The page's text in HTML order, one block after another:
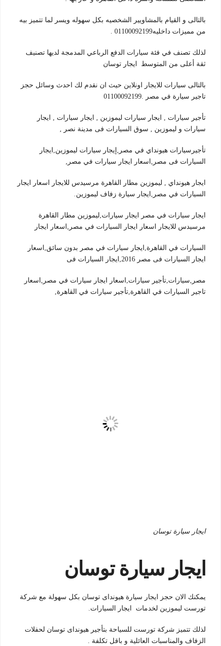
بالتالى و القيام بالمشاويير الشخصيه بكل سهوله ويسر لما تتميز بيه
من مميزات داخليه01100092199 .
لذلك تصنف في فئة سيارات الدفع الرباعي المدمجة لديها تصنيف
ثقة أعلى من المتوسط ايجار توسان
بالتالى سيارات للايجار اونلاين حيث ان نقدم لك احدث وسائل حجز
تاجير سيارة في مصر .01100092199
تأجير سيارات , ايجار سيارات ليموزين , ايجار سيارات , ايجار
سيارات و ليموزين , سوق السيارات فى مدينة نصر ,
تأجيرسيارات هيونداي في مصر,إيجار سيارات ليموزين,ايجار
السيارات فى مصر,اسعار ايجار سيارات في مصر,
ايجار هيونداي , ليموزين مطار القاهرة مرسيدس للايجار اسعار ايجار
السيارات في مصر,ايجار سيارة زفاف ليموزين.
ايجار سيارات في مصر ايجار سيارات,ليموزين مطار القاهرة
مرسيدس للايجار اسعار ايجار السيارات في مصر,اسعار ايجار
السيارات في القاهرة,ايجار سيارات في مصر بدون سائق,اسعار
ايجار السيارات فى مصر 2016,ايجار السيارات فى
مصر,سيارات,تأجير سيارات,اسعار ايجار سيارات في مصر,اسعار
تاجير السيارات في القاهرة,تأجير سيارات في القاهرة,
ايجار سيارة توسان
ايجار سيارة توسان
يمكنك الان حجز ايجار سيارة هيونداى توسان بكل سهولة مع شركة
تورست ليموزين لخدمات ايجار السيارات.
لذلك تتميز شركة تورست للسياحة بتأجير هيونداى توسان لحفلات
الزفاف والمناسبات العائلية و باقل تكلفة .